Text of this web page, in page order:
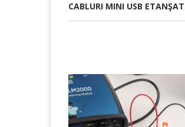
CABLURI MINI USB